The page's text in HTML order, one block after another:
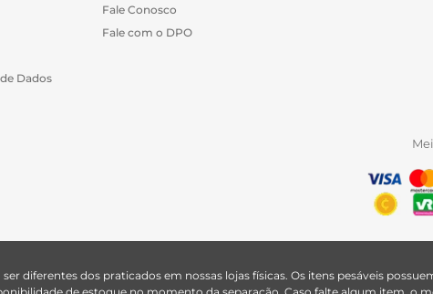
Dados
Fale Conosco
Fale com o DPO
diferentes dos praticados em nossas lojas físicas. Os itens pesáveis